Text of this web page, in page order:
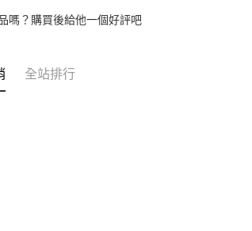
嗎？購買後給他一個好評吧
全站排行